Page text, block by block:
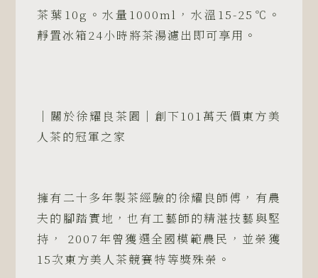
50g
茶葉10g。水量1000ml，水溫15-25℃。
靜置冰箱24小時將茶湯濾出即可享用。
｜關於徐耀良茶園｜創下101萬天價東方美
人茶的冠軍之家
擁有二十多年製茶經驗的徐耀良師傅，有農
夫的腳踏實地，也有工藝師的精湛技藝與堅
持， 2007年曾獲選全國模範農民，並榮獲
15次東方美人茶競賽特等獎殊榮。